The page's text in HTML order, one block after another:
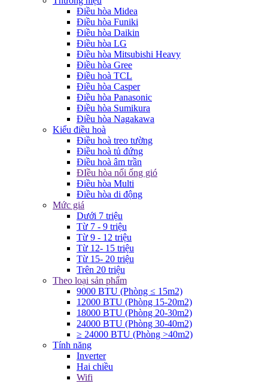
Điều hòa Midea
Điều hòa Funiki
Điều hòa Daikin
Điều hòa LG
Điều hòa Mitsubishi Heavy
Điều hòa Gree
Điều hoà TCL
Điều hòa Casper
Điều hòa Panasonic
Điều hòa Sumikura
Điều hòa Nagakawa
Kiểu điều hoà
Điều hoà treo tường
Điều hoà tủ đứng
Điều hoà âm trần
ĐIều hòa nối ống gió
Điều hòa Multi
Điều hòa di động
Mức giá
Dưới 7 triệu
Từ 7 - 9 triệu
Từ 9 - 12 triệu
Từ 12- 15 triệu
Từ 15- 20 triệu
Trên 20 triệu
Theo loại sản phẩm
9000 BTU (Phòng ≤ 15m2)
12000 BTU (Phòng 15-20m2)
18000 BTU (Phòng 20-30m2)
24000 BTU (Phòng 30-40m2)
≥ 24000 BTU (Phòng >40m2)
Tính năng
Inverter
Hai chiều
Wifi